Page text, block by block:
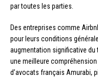
par toutes les parties.
Des entreprises comme
pour leurs conditions
augmentation significative du
une meilleure
d’avocats français Amurabi,